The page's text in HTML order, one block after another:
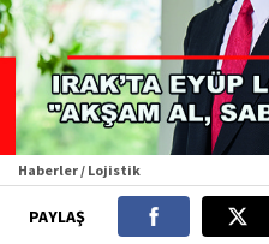
Haberler / Lojistik
PAYLAŞ